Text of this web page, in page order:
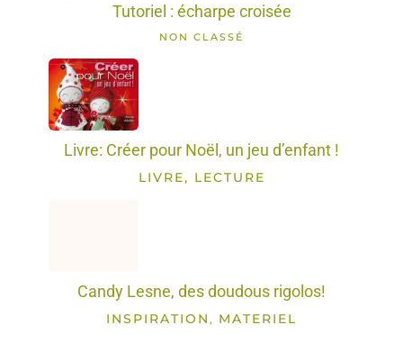
Tutoriel : écharpe croisée
NON CLASSÉ
Livre: Créer pour Noël, un jeu d’enfant !
LIVRE, LECTURE
Candy Lesne, des doudous rigolos!
INSPIRATION , MATERIEL